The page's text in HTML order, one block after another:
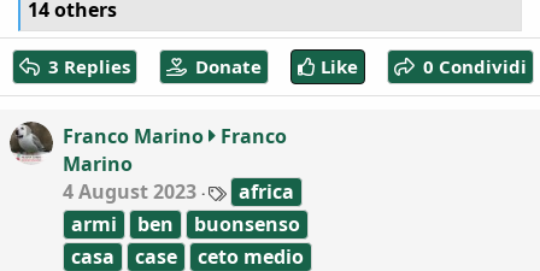
c
t
i
n
14 others
3 Replies Donate Like 0 Condividi
Franco Marino
Franco
Marino
4 August 2023
T
a
g
s
africa
armi
ben
buonsenso
casa
case
ceto medio